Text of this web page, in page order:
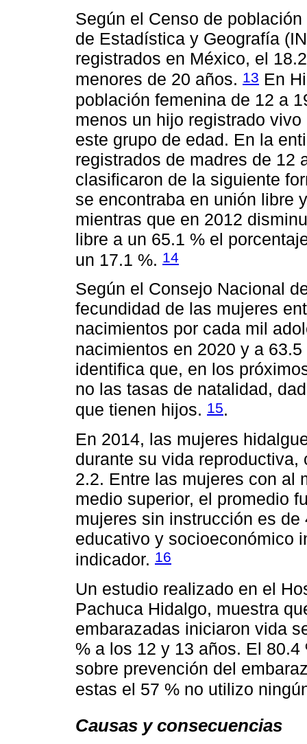
Según el Censo de
de Estadística y Geografía
registrados en México, el
menores de 20 años. 13 En
población femenina de 12 a
menos un hijo registrado
este grupo de edad. En la
registrados de madres de 12
clasificaron de la siguiente
se encontraba en unión libre
mientras que en 2012
libre a un 65.1 % el
un 17.1 %. 14
Según el Consejo Nacional
fecundidad de las mujeres
nacimientos por cada mil
nacimientos en 2020 y a
identifica que, en los
no las tasas de natalidad,
que tienen hijos. 15.
En 2014, las mujeres
durante su vida
2.2. Entre las mujeres con al
medio superior, el promedio
mujeres sin instrucción es
educativo y socioeconómico
indicador. 16
Un estudio realizado en el
Pachuca Hidalgo, muestra
embarazadas iniciaron vida
% a los 12 y 13 años. El
sobre prevención del
estas el 57 % no utilizo
Causas y consecuencias